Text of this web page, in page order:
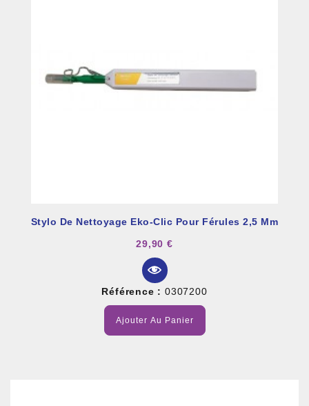
Stylo De Nettoyage Eko-Clic Pour Férules 2,5 Mm
29,90 €
Référence : 0307200
Ajouter Au Panier